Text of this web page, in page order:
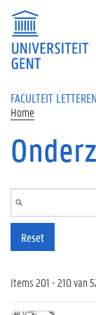
Overslaan en naar de
FACULTEIT
Home
Reset
Items 201 - 210 van